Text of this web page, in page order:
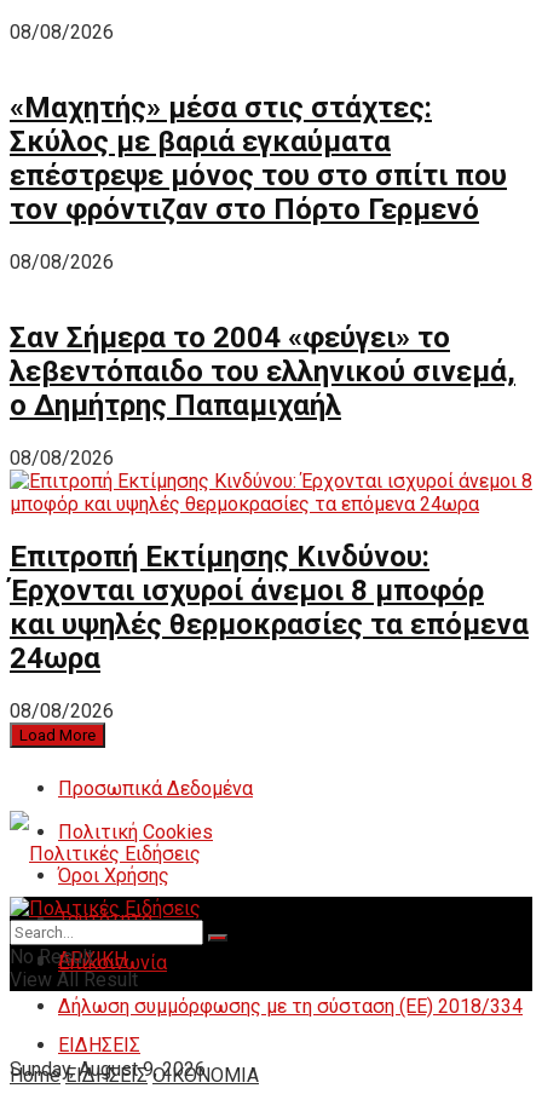
08/08/2026
«Μαχητής» μέσα στις στάχτες:
Σκύλος με βαριά εγκαύματα
επέστρεψε μόνος του στο σπίτι που
τον φρόντιζαν στο Πόρτο Γερμενό
08/08/2026
Σαν Σήμερα το 2004 «φεύγει» το
λεβεντόπαιδο του ελληνικού σινεμά,
ο Δημήτρης Παπαμιχαήλ
08/08/2026
Επιτροπή Εκτίμησης Κινδύνου:
Έρχονται ισχυροί άνεμοι 8 μποφόρ
και υψηλές θερμοκρασίες τα επόμενα
24ωρα
08/08/2026
Load More
Προσωπικά Δεδομένα
Πολιτική Cookies
Όροι Χρήσης
Ταυτότητα
Επικοινωνία
Δήλωση συμμόρφωσης με τη σύσταση (ΕΕ) 2018/334
Sunday, August 9, 2026
ΑΡΧΙΚΗ
ΕΙΔΗΣΕΙΣ
No Result
View All Result
Home ΕΙΔΗΣΕΙΣ ΟΙΚΟΝΟΜΙΑ